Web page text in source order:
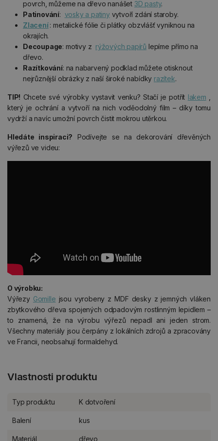
povrch, můžeme na dřevo nanášet 3D pasty.
Patinování: vosky a patinyvytvoří zdání staroby.
Zlacení: metalické fólie či plátky obzvlášť vyniknou na
okrajích.
Decoupage: motivy z rýžových papírů lepíme přímo na
dřevo.
Razítkování: na nabarvený podklad můžete otisknout
nejrůznější obrázky z naší široké nabídky razítek.
TIP! Chcete své výrobky vystavit venku? Stačí je potřít lakem
který je ochrání a vytvoří na nich voděodolný film – díky tomu
vydrží a navíc umožní povrch čistit mokrou utěrkou.
Hledáte inspiraci? Podívejte se na dekorování dřevěných
výřezů ve videu:
O výrobku:
Výřezy Gomille jsou vyrobeny z MDF desky z jemných vláken
zbytkového dřeva spojených odpadovým rostlinným lepidlem –
to znamená, že na výrobu výřezů nepadl ani jeden strom.
Všechny materiály jsou čerpány z lokálních zdrojů a zpracovány
ve Francii, neobsahují formaldehyd.
Vlastnosti produktu
Typ produktu K dotvoření
Balení kus
Materiál dřevo